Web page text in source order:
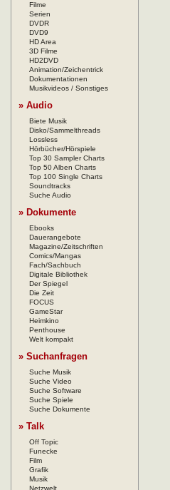
Filme
Serien
DVDR
DVD9
HD Area
3D Filme
HD2DVD
Animation/Zeichentrick
Dokumentationen
Musikvideos / Sonstiges
» Audio
Biete Musik
Disko/Sammelthreads
Lossless
Hörbücher/Hörspiele
Top 30 Sampler Charts
Top 50 Alben Charts
Top 100 Single Charts
Soundtracks
Suche Audio
» Dokumente
Ebooks
Dauerangebote
Magazine/Zeitschriften
Comics/Mangas
Fach/Sachbuch
Digitale Bibliothek
Der Spiegel
Die Zeit
FOCUS
GameStar
Heimkino
Penthouse
Welt kompakt
» Suchanfragen
Suche Musik
Suche Video
Suche Software
Suche Spiele
Suche Dokumente
» Talk
Off Topic
Funecke
Film
Grafik
Musik